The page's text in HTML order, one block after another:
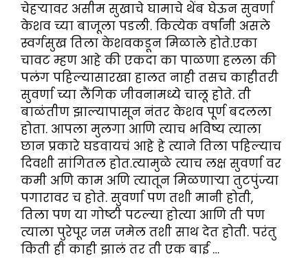
चेहऱ्यावर असीम सुखाचे घामाचे थेंब घेऊन सुवर्णा
केशव च्या बाजूला पडली. कित्येक वर्षांनी असले
स्वर्गसुख तिला केशवकडून मिळाले होते.एका
चावट म्हण आहे की एकदा का पाळणा हलला की
पलंग पहिल्यासारखा हालत नाही तसच काहीतरी
सुवर्णा च्या लैंगिक जीवनामध्ये चालू होते. ती
बाळंतीण झाल्यापासून नंतर केशव पूर्ण बदलला
होता. आपला मुलगा आणि त्याच भविष्य त्याला
छान प्रकारे घडवायचं आहे हे त्याने तिला पहिल्याच
दिवशी सांगितल होत.त्यामुळे त्याच लक्ष सुवर्णा वर
कमी अणि काम अणि त्यातून मिळणाऱ्या तुटपुंज्या
पगारावर च होते. सुवर्णा पण तशी मानी होती,
तिला पण या गोष्टी पटल्या होत्या आणि ती पण
त्याला पुरेपूर जस जमेल तशी साथ देत होती. परंतु
किती ही काही झालं तर ती एक बाई …